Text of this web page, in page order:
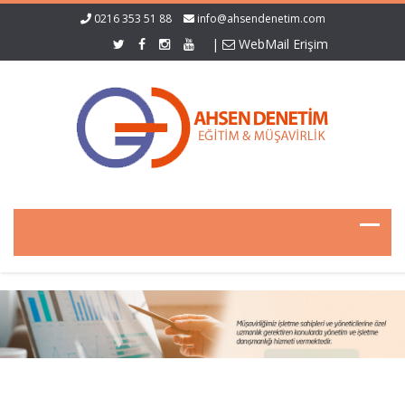
0216 353 51 88 info@ahsendenetim.com
| WebMail Erişim